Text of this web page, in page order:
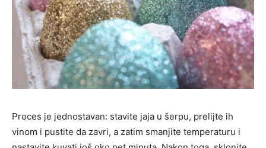
Proces je jednostavan: stavite jaja u šerpu, prelijte ih
vinom i pustite da zavri, a zatim smanjite temperaturu i